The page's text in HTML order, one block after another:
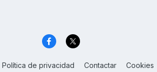
Política de privacidad Contactar Cookies